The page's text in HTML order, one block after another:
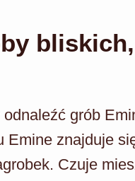
grób
Emine znajduje
Czuje